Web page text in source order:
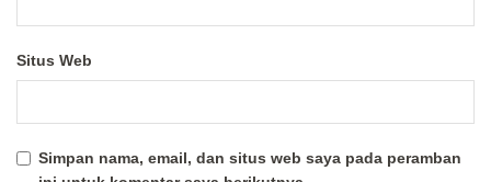
Situs Web
Simpan nama, email, dan situs web saya pada peramban